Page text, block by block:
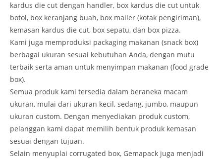
kardus die cut dengan handler, box kardus die cut untuk
botol, box keranjang buah, box mailer (kotak pengiriman),
kemasan kardus die cut, box sepatu, dan box pizza.
Kami juga memproduksi packaging makanan (snack box)
berbagai ukuran sesuai kebutuhan Anda, dengan mutu
terbaik serta aman untuk menyimpan makanan (food grade
box).
Semua produk kami tersedia dalam beraneka macam
ukuran, mulai dari ukuran kecil, sedang, jumbo, maupun
ukuran custom. Dengan menyediakan produk custom,
pelanggan kami dapat memilih bentuk produk kemasan
sesuai dengan tujuan.
Selain menyuplai corrugated box, Gemapack juga menjadi